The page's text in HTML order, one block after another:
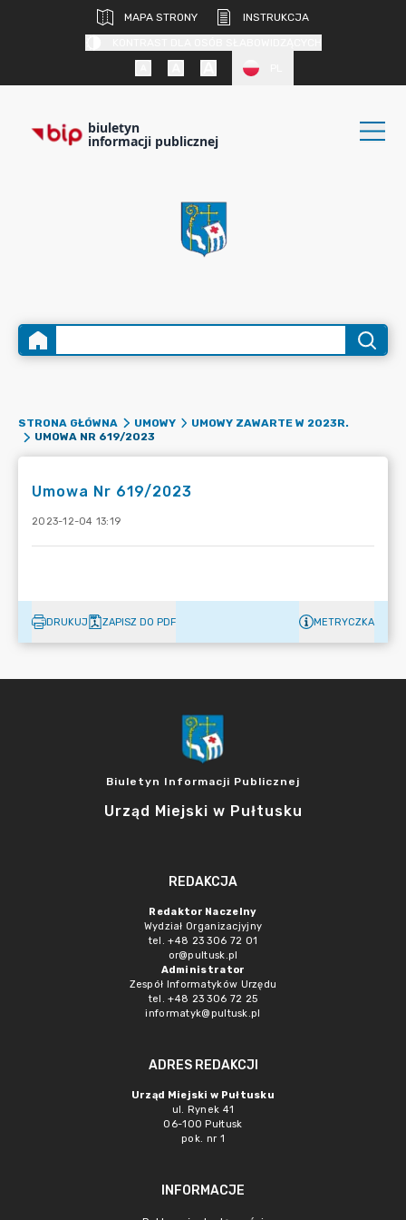
MAPA STRONY
INSTRUKCJA
biuletyn
informacji publicznej
STRONA GŁÓWNA UMOWY
UMOWY ZAWARTE W 2023R.
UMOWA NR 619/2023
Umowa Nr 619/2023
2023-12-04 13:19
DRUKUJ ZAPISZ DO PDF METRYCZKA
Biuletyn Informacji Publicznej
Urząd Miejski w Pułtusku
REDAKCJA
Redaktor Naczelny
Wydział Organizacjyjny
tel. +48 23 306 72 01
or@pultusk.pl
Administrator
Zespół Informatyków Urzędu
tel. +48 23 306 72 25
informatyk@pultusk.pl
ADRES REDAKCJI
Urząd Miejski w Pułtusku
ul. Rynek 41
06-100 Pułtusk
pok. nr 1
INFORMACJE